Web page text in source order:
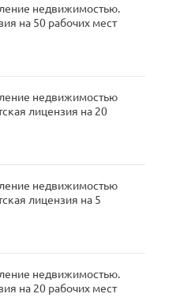
недвижимостью.
на 50 рабочих мест
недвижимостью
лицензия на 20
недвижимостью
лицензия на 5
недвижимостью.
на 20 рабочих мест